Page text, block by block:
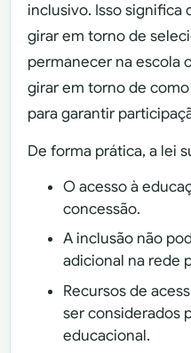
inclusivo. Isso significa
girar em torno de
permanecer na escola
girar em torno de
para garantir
De forma prática, a lei
O acesso à
concessão.
A inclusão não
adicional na rede
Recursos de
ser considerados
educacional.